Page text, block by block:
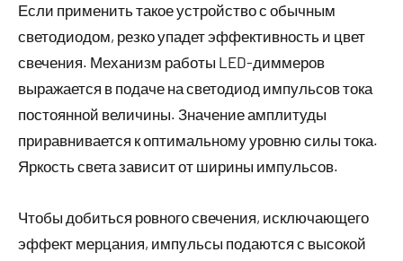
Если применить такое устройство с обычным
светодиодом, резко упадет эффективность и цвет
свечения. Механизм работы LED-диммеров
выражается в подаче на светодиод импульсов тока
постоянной величины. Значение амплитуды
приравнивается к оптимальному уровню силы тока.
Яркость света зависит от ширины импульсов.
Чтобы добиться ровного свечения, исключающего
эффект мерцания, импульсы подаются с высокой